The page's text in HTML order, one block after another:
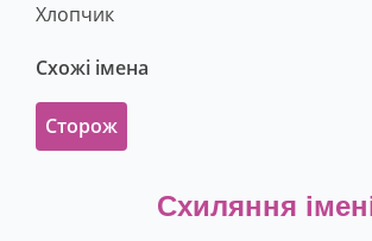
Хлопчик
Схожі імена
Сторож
Схиляння